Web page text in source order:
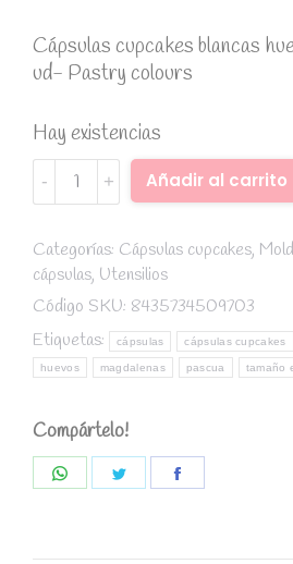
Cápsulas cupcakes blancas
ud- Pastry colours
Hay existencias
Cápsulas
cupcakes
huevos
de
pascua
72
ud-
colours
quantity
Añadir al carrito
Categorías: Cápsulas cupcakes,
cápsulas, Utensilios
Código SKU: 8435734509703
Etiquetas:
cápsulas cápsulas cupcakes
huevos magdalenas pascua tamaño
Compártelo!